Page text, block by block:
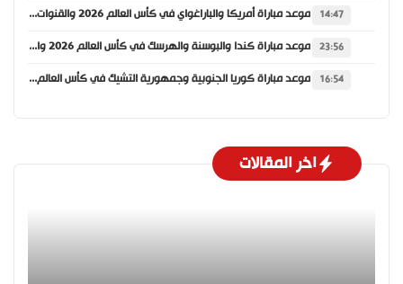
14:47 موعد مباراة أمريكا والباراغواي في كأس العالم 2026 والقنوات الناقلة
23:56 موعد مباراة كندا والبوسنة والهرسك في كأس العالم 2026 والقنوات الناقلة
16:54 موعد مباراة كوريا الجنوبية وجمهورية التشيك في كأس العالم 2026 والقنوات الناقلة
اخر المقالات